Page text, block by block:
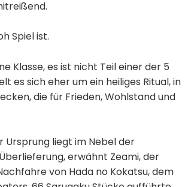
Spiel ist.
Klasse, es ist nicht Teil einer der 5
es sich eher um ein heiliges Ritual, in
die für Frieden, Wohlstand und
Ursprung liegt im Nebel der
erwähnt Zeami, der
von Hada no Kokatsu, dem